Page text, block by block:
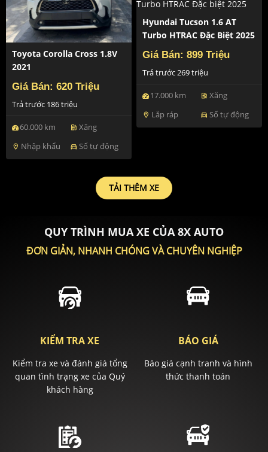
Toyota Corolla Cross 1.8V
2021
Giá Bán: 620 Triệu
Trả trước 186 triệu
60.000 km ev_station Xăng
location_on Nhập khẩu directions_car Số tự động
Hyundai Tucson 1.6 AT
Turbo HTRAC Đặc Biệt 2025
Giá Bán: 899 Triệu
Trả trước 269 triệu
17.000 km ev_station Xăng
location_on Lắp ráp directions_car Số tự động
TẢI THÊM XE
QUY TRÌNH MUA XE CỦA 8X AUTO
ĐƠN GIẢN, NHANH CHÓNG VÀ CHUYÊN NGHIỆP
KIỂM TRA XE
Kiểm tra xe và đánh giá tổng
quan tình trạng xe của Quý
khách hàng
BÁO GIÁ
Báo giá cạnh tranh và hình
thức thanh toán